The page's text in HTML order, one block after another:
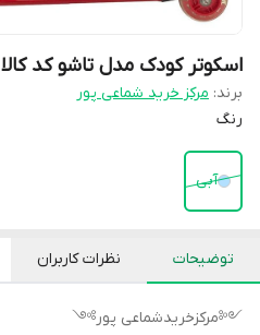
اسکوتر کودک مدل تاشو کد کالا ۸۱۶۱
برند: مرکز خرید شماعی پور
رنگ
آبی
توضیحات نظرات کاربران
༺مرکزخریدشماعی پور༻